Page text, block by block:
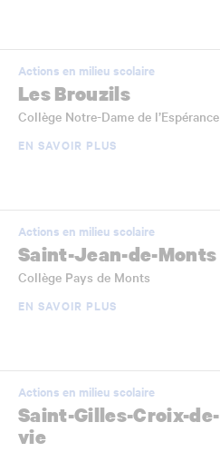
Actions en milieu scolaire
Les Brouzils
Collège Notre-Dame de l’Espérance
EN SAVOIR PLUS
Actions en milieu scolaire
Saint-Jean-de-Monts
Collège Pays de Monts
EN SAVOIR PLUS
Actions en milieu scolaire
Saint-Gilles-Croix-de-
vie